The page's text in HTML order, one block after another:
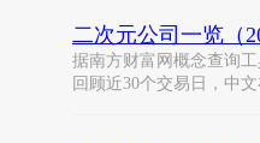
二次元公司一览（
据南方财富网概念查询
回顾近30个交易日，中